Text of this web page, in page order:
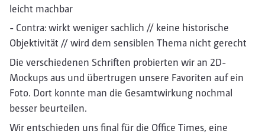
leicht machbar
- Contra: wirkt weniger sachlich // keine historische
Objektivität // wird dem sensiblen Thema nicht gerecht
Die verschiedenen Schriften probierten wir an 2D-
Mockups aus und übertrugen unsere Favoriten auf ein
Foto. Dort konnte man die Gesamtwirkung nochmal
besser beurteilen.
Wir entschieden uns final für die Office Times, eine